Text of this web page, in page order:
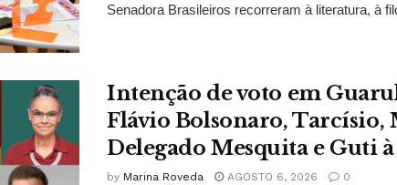
Senadora Brasileiros recorreram à literatura, à
Intenção de voto em
Flávio Bolsonaro, Tarcísio,
Delegado Mesquita e Guti
by Marina Roveda AGOSTO 6, 2026 0